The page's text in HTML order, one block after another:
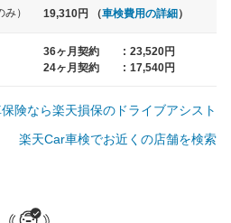
大型車
スター、ハイエースワゴン、デリ
） 19,310円 （車検費用の詳細）
36ヶ月契約 : 23,520円
24ヶ月契約
: 17,540円
保険なら楽天損保のドライブアシスト
楽天Car車検でお近くの店舗を検索